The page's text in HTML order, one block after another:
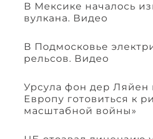
В Мексике началось
вулкана. Видео
В Подмосковье
рельсов. Видео
Урсула фон дер Ляйен
Европу готовиться к
масштабной войны»